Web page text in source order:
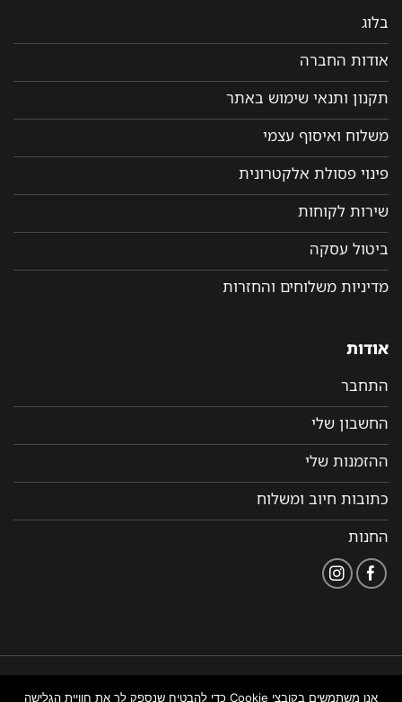
בלוג
אודות החברה
תקנון ותנאי שימוש באתר
משלוח ואיסוף עצמי
פינוי פסולת אלקטרונית
שירות לקוחות
ביטול עסקה
מדיניות משלוחים והחזרות
אודות
התחבר
החשבון שלי
ההזמנות שלי
כתובות חיוב ומשלוח
החנות
אנו משתמשים בקובצי Cookie כדי להבטיח שנספק לך את חוויית הגלישה